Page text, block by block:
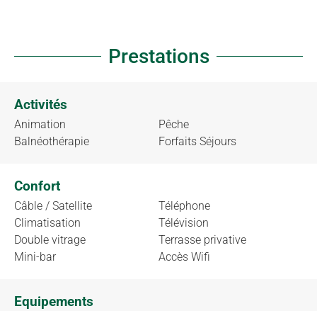
Prestations
Activités
Animation
Balnéothérapie
Pêche
Forfaits Séjours
Confort
Câble / Satellite
Climatisation
Double vitrage
Mini-bar
Téléphone
Télévision
Terrasse privative
Accès Wifi
Equipements